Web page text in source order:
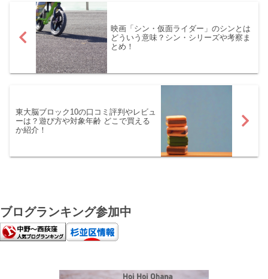
ミでも味は通常版とほとんど
変わらずに美味しいと評判で
す。ぜひ最後までお読みくだ
さい。
映画「シン・仮面ライダー」のシンとは
どういう意味？シン・シリーズや考察ま
とめ！
東大脳ブロック10の口コミ評判やレビュ
ーは？遊び方や対象年齢 どこで買える
か紹介！
ブログランキング参加中